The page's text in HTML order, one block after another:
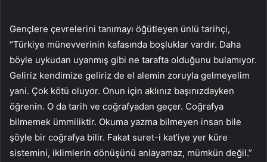
Gençlere çevrelerini tanımayı öğütleyen ünlü tarihçi,
“Türkiye münevverinin kafasında boşluklar vardır. Daha
böyle uykudan uyanmış gibi ne tarafta olduğunu bulamıyor.
Geliriz kendimize geliriz de el alemin zoruyla gelmeyelim
yani. Çok kötü oluyor. Onun için aklınız başınızdayken
öğrenin. O da tarih ve coğrafyadan geçer. Coğrafya
bilmemek ümmiliktir. Okuma yazma bilmeyen insan bile
şöyle bir coğrafya bilir. Fakat suret-i kat’iye yer küre
sistemini, iklimlerin dönüşünü anlayamaz, mümkün değil.”